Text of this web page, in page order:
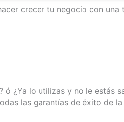
crecer tu negocio con
ó ¿Ya lo utilizas y no le estás
las garantías de éxito de